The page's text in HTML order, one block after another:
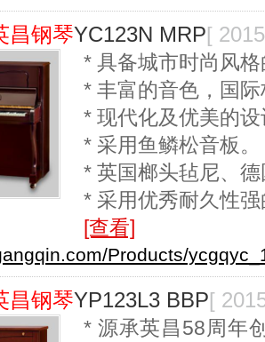
昌钢琴YC123N MRP[
* 具备城市时尚风
* 丰富的音色，国
* 现代化及优美的
* 采用鱼鳞松音板。
* 英国榔头毡尼、
* 采用优秀耐久性
[查看]
Products/
昌钢琴YP123L3 BBP[
* 源承英昌58周年